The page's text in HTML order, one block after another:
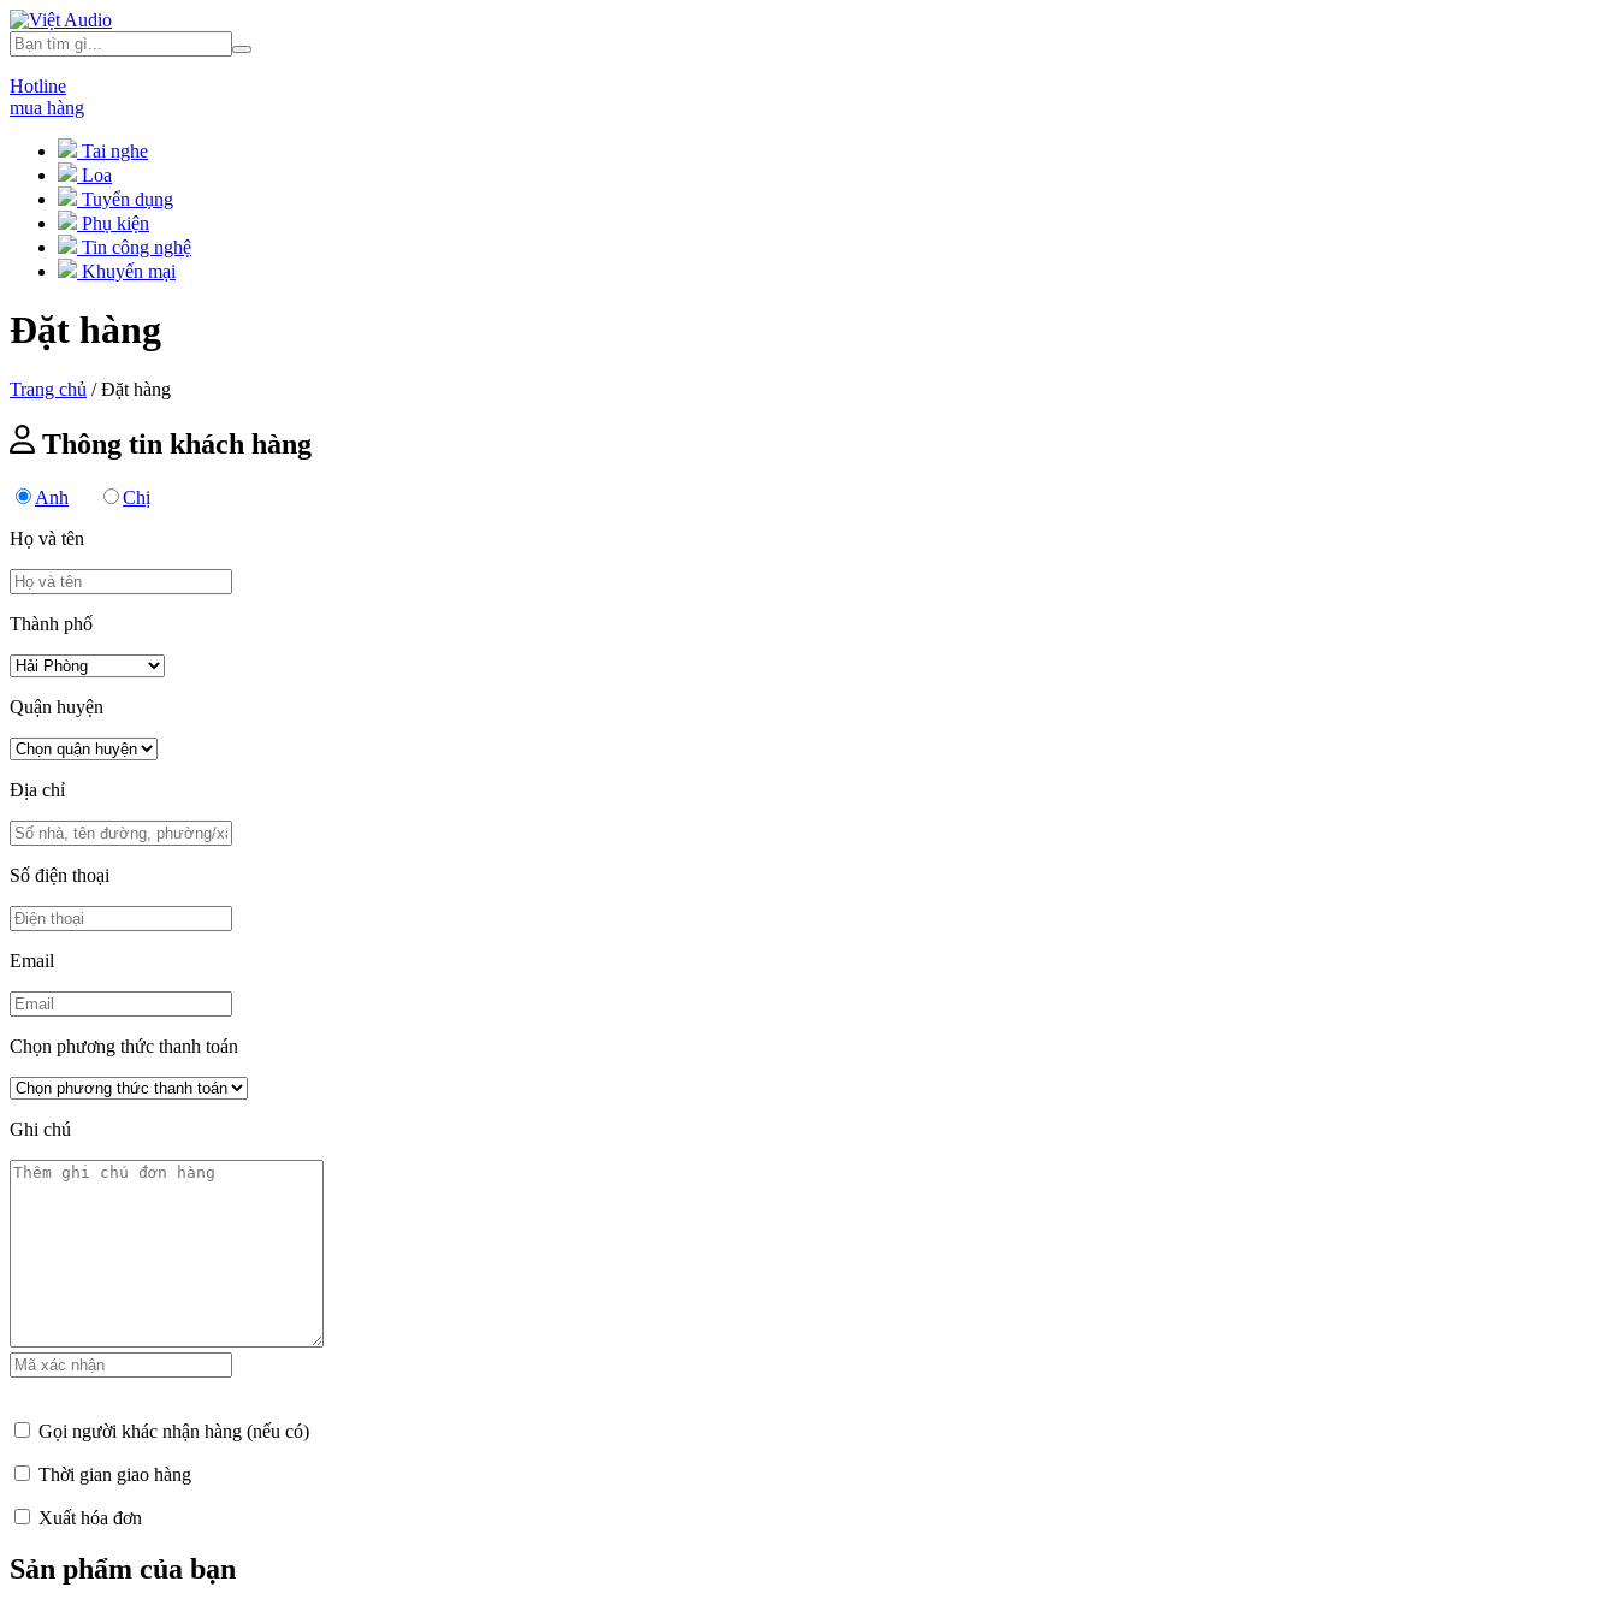
Hotline
mua hàng
Tai nghe
Loa
Tuyển dụng
Phụ kiện
Tin công nghệ
Khuyến mại
Đặt hàng
Trang chủ / Đặt hàng
Thông tin khách hàng
Anh
Chị
Họ và tên
Thành phố
Quận huyện
Địa chỉ
Số điện thoại
Email
Chọn phương thức thanh toán
Ghi chú
Gọi người khác nhận hàng (nếu có)
Thời gian giao hàng
Xuất hóa đơn
Sản phẩm của bạn